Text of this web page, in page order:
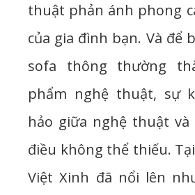
thuật phản ánh phong
của gia đình bạn. Và để
sofa thông thường
phẩm nghệ thuật, sự
hảo giữa nghệ thuật
điều không thể thiếu. Tại
Việt Xinh đã nổi lên